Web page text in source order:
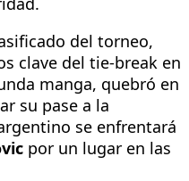
del torneo,
clave del tie-break en
manga, quebró en
su pase a la
se enfrentará
por un lugar en las